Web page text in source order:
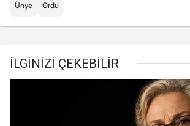
Ünye Ordu